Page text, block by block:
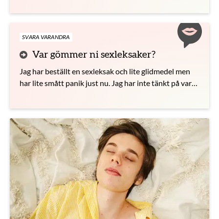
SVARA VARANDRA
Var gömmer ni sexleksaker?
Jag har beställt en sexleksak och lite glidmedel men
har lite smått panik just nu. Jag har inte tänkt på var